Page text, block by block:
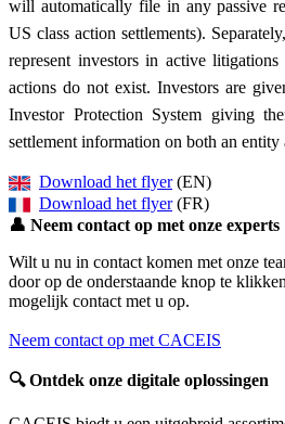
will automatically file in any passive
US class action settlements).
represent investors in active
actions do not exist. Investors are
Investor Protection System giving
settlement information on both an entity
Download het flyer(EN)
Download het flyer(FR)
👤 Neem contact op met onze experts
Wilt u nu in contact komen met onze
door op de onderstaande knop te
mogelijk contact met u op.
Neem contact op met CACEIS
🔍Ontdek onze digitale oplossingen